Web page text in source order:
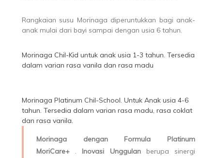
Rangkaian susu Morinaga diperuntukkan bagi anak-
anak mulai dari bayi sampai dengan usia 6 tahun.
Morinaga Chil-Kid untuk anak usia 1-3 tahun. Tersedia
dalam varian rasa vanila dan rasa madu
Morinaga Platinum Chil-School. Untuk Anak usia 4-6
tahun. Tersedia dalam varian rasa madu, rasa coklat
dan rasa vanila.
Morinaga dengan Formula Platinum
MoriCare+
Inovasi Unggulanberupa sinergi